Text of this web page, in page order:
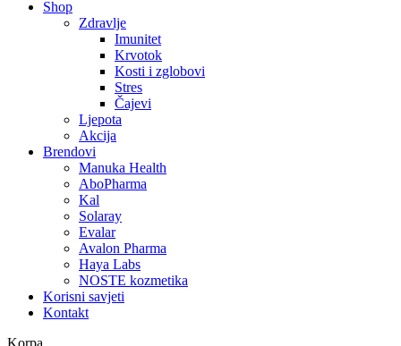
Shop
Zdravlje
Imunitet
Krvotok
Kosti i zglobovi
Stres
Čajevi
Ljepota
Akcija
Brendovi
Manuka Health
AboPharma
Kal
Solaray
Evalar
Avalon Pharma
Haya Labs
NOSTE kozmetika
Korisni savjeti
Kontakt